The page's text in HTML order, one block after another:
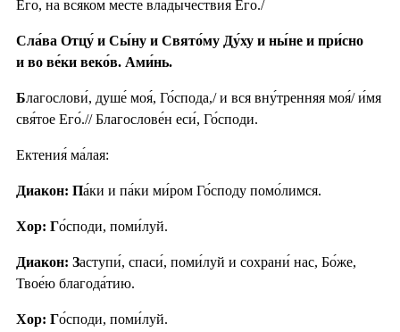
Его́, на вся́ком ме́сте влады́чествия Его́./
Сла́ва Отцу́ и Сы́ну и Свято́му Ду́ху и ны́не и при́сно
и во ве́ки веко́в. Ами́нь.
Благослови́, душе́ моя́, Го́спода,/ и вся вну́тренняя моя́/ и́мя
свя́тое Его́.// Благослове́н еси́, Го́споди.
Ектения́ ма́лая:
Диакон: Па́ки и па́ки ми́ром Го́споду помо́лимся.
Хор: Го́споди, поми́луй.
Диакон: Заступи́, спаси́, поми́луй и сохрани́ нас, Бо́же,
Твое́ю благода́тию.
Хор: Го́споди, поми́луй.